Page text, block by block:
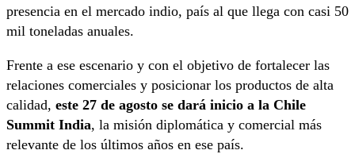
presencia en el mercado indio, país al que llega con casi 50
mil toneladas anuales.
Frente a ese escenario y con el objetivo de fortalecer las
relaciones comerciales y posicionar los productos de alta
calidad, este 27 de agosto se dará inicio a la Chile
Summit India, la misión diplomática y comercial más
relevante de los últimos años en ese país.